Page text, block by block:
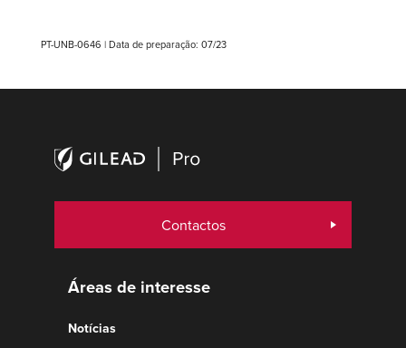
PT-UNB-0646 | Data de preparação: 07/23
Contactos
Áreas de interesse
Notícias